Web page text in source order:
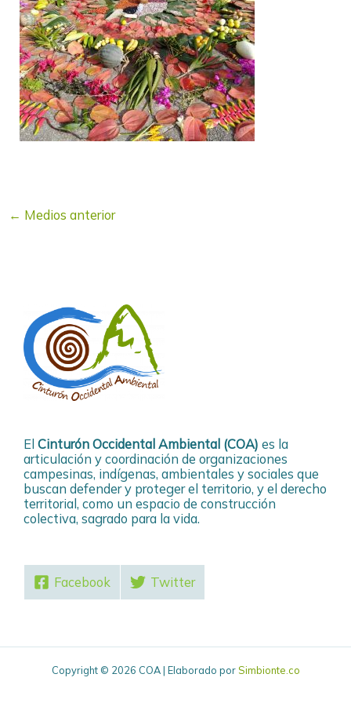
← Medios anterior
El Cinturón Occidental Ambiental (COA) es la
articulación y coordinación de organizaciones
campesinas, indígenas, ambientales y sociales que
buscan defender y proteger el territorio, y el derecho
territorial, como un espacio de construcción
colectiva, sagrado para la vida.
Facebook Twitter
Copyright © 2026 COA | Elaborado porSimbionte.co